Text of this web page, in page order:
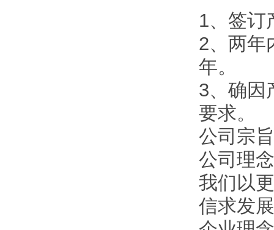
1、签订
2、两年
年。
3、确因
要求。
公司宗
公司理
我们以
信求发